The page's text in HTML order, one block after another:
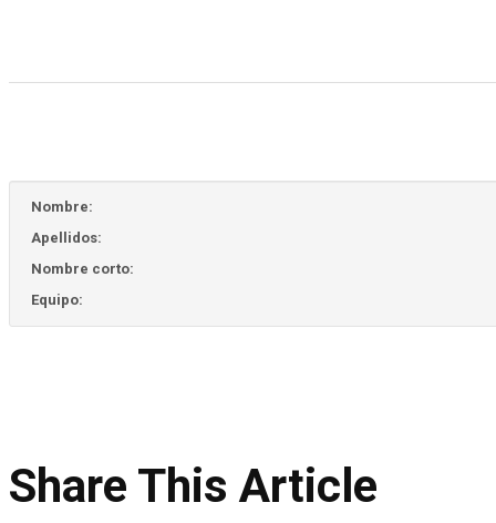
Nombre:
Apellidos:
Nombre corto:
Equipo:
Share This Article